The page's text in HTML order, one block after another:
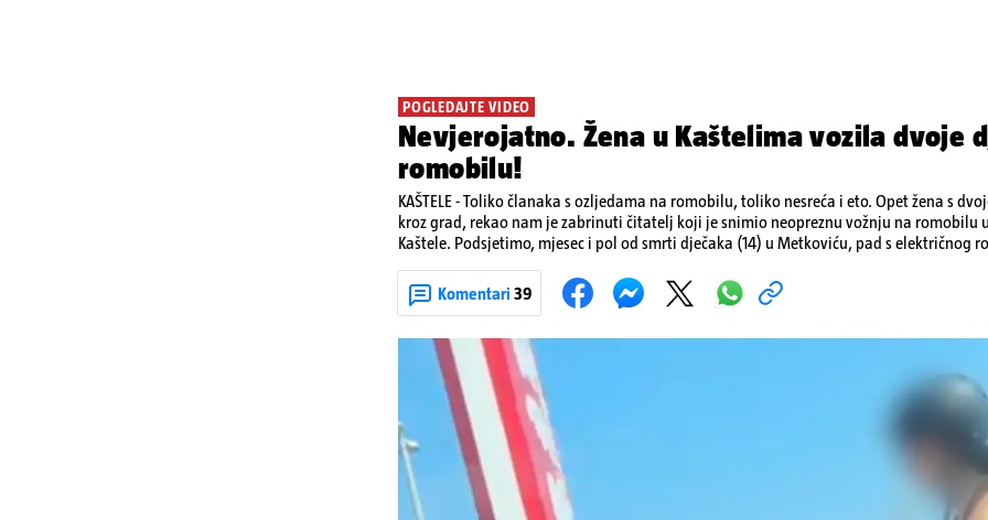
POGLEDAJTE VIDEO
Nevjerojatno. Žena u Kaštelima vozila dvoje
romobilu!
KAŠTELE - Toliko članaka s ozljedama na romobilu, toliko nesreća i eto. Opet žena s
kroz grad, rekao nam je zabrinuti čitatelj koji je snimio neopreznu vožnju na romobilu
Kaštele. Podsjetimo, mjesec i pol od smrti dječaka (14) u Metkoviću, pad s električnog
zadobivenima u padu s romobila.
Komentari 39